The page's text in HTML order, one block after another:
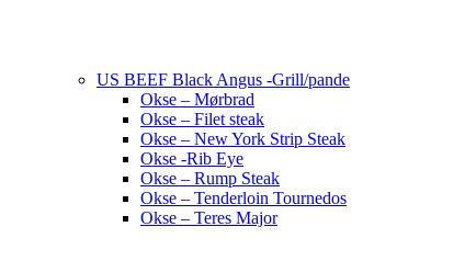
US BEEF Black Angus -Grill/pande
Okse – Mørbrad
Okse – Filet steak
Okse – New York Strip Steak
Okse -Rib Eye
Okse – Rump Steak
Okse – Tenderloin Tournedos
Okse – Teres Major